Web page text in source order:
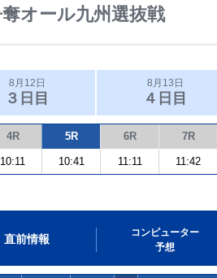
オール九州選抜戦
8月12日
３日目
8月13日
４日目
4R 5R 6R 7R
10:11 10:41 11:11 11:42
直前情報
コンピューター
予想